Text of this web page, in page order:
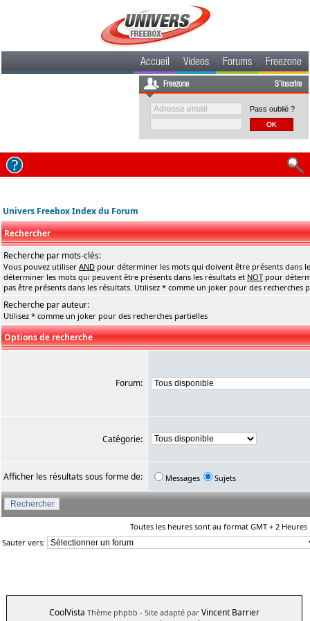
Accueil Videos Forums Freezone
Freezone S'inscrire
Pass oublié ?
Univers Freebox Index du Forum
Rechercher
Recherche par mots-clés:
Vous pouvez utiliser AND pour déterminer les mots qui doivent être présents dans
déterminer les mots qui peuvent être présents dans les résultats et NOT pour
pas être présents dans les résultats. Utilisez * comme un joker pour des recherches
Recherche par auteur:
Utilisez * comme un joker pour des recherches partielles
Options de recherche
Forum:
Catégorie:
Afficher les résultats sous forme de: Messages Sujets
Toutes les heures sont au format GMT + 2 Heures
Sauter vers:
CoolVista Thème phpbb - Site adapté par Vincent Barrier